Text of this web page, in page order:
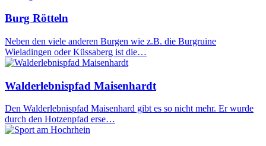
Burg Rötteln
Neben den viele anderen Burgen wie z.B. die Burgruine
Wieladingen oder Küssaberg ist die…
Walderlebnispfad Maisenhardt
Den Walderlebnispfad Maisenhard gibt es so nicht mehr. Er wurde
durch den Hotzenpfad erse…